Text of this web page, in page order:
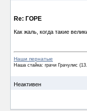
Re: ГОРЕ
Как жаль, когда такие
Наши пернатые
Наша стайка: грачи Грачулис
Неактивен